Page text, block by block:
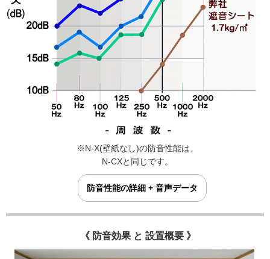
※N-X(壁紙なし)の防音性能は、
N-CXと同じです。
防音性能の詳細 + 音声データ
《 防音効果 と 設置概要 》